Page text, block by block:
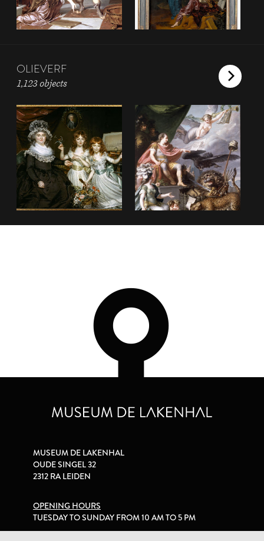
OLIEVERF
1,123 objects
MUSEUM DE LAKENHAL
OUDE SINGEL 32
2312 RA LEIDEN
OPENING HOURS
TUESDAY TO SUNDAY FROM 10 AM TO 5 PM